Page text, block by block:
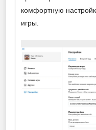
комфортную
игры.